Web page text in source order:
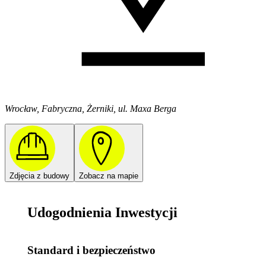
Wrocław, Fabryczna, Żerniki, ul. Maxa Berga
Zdjęcia z budowy Zobacz na mapie
Udogodnienia Inwestycji
Standard i bezpieczeństwo